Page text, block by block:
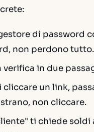
di password
non perdono tutto.
verifica in due
cliccare un link,
non cliccare.
ti chiede